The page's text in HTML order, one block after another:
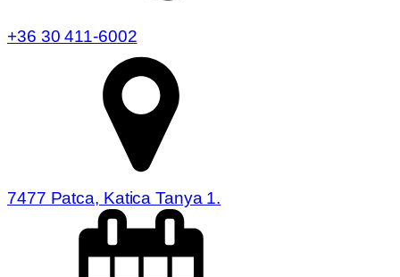
+36 30 411-6002
7477 Patca, Katica Tanya 1.